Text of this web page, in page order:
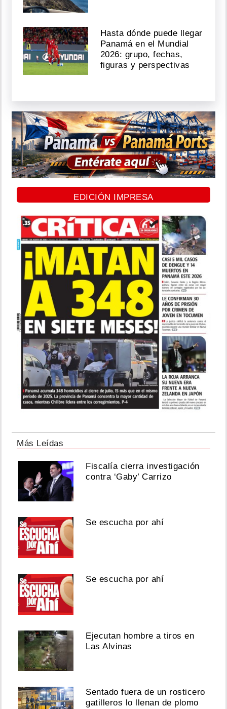
Hasta dónde puede llegar
Panamá en el Mundial
2026: grupo, fechas,
figuras y perspectivas
EDICIÓN IMPRESA
Más Leídas
Fiscalía cierra investigación
contra ‘Gaby’ Carrizo
Se escucha por ahí
Se escucha por ahí
Ejecutan hombre a tiros en
Las Alvinas
Sentado fuera de un rosticero
gatilleros lo llenan de plomo